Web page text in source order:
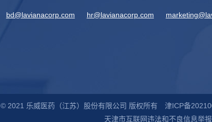
bd@lavianacorp.com hr@lavianacorp.com
© 2021 乐威医药（江苏）股份有限公司 版权所有 津ICP备
天津市互联网违法和不良信息举